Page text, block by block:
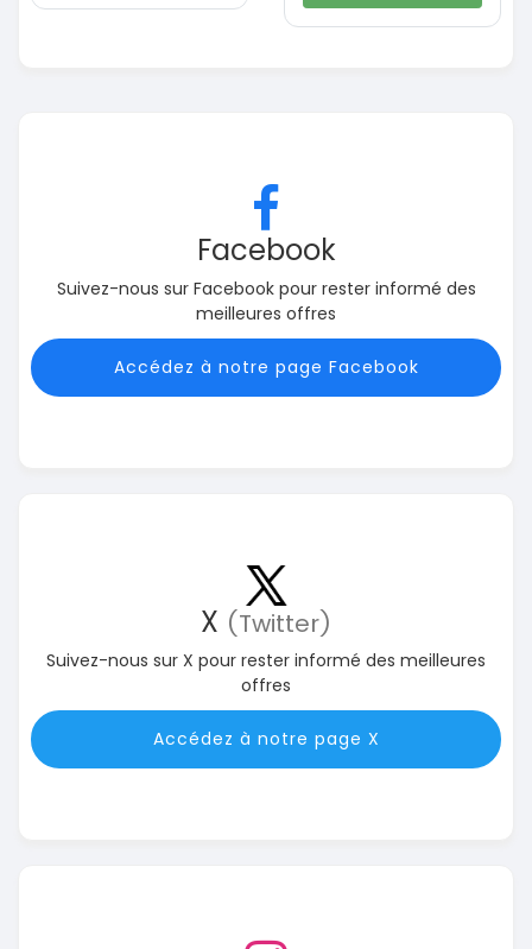
Facebook
Suivez-nous sur Facebook pour rester informé des
meilleures offres
Accédez à notre page Facebook
X (Twitter)
Suivez-nous sur X pour rester informé des meilleures
offres
Accédez à notre page X